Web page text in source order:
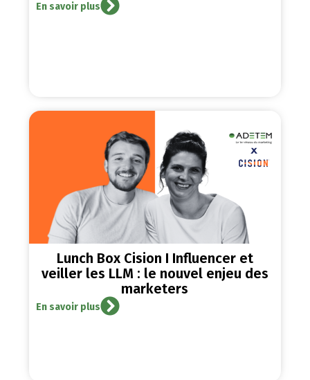
En savoir plus
Lunch Box Cision I Influencer et
veiller les LLM : le nouvel enjeu des
marketers
En savoir plus